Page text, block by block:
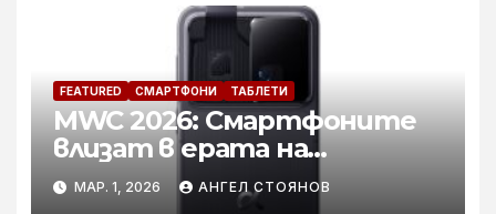
FEATURED СМАРТФОНИ ТАБЛЕТИ
MWC 2026: Смартфоните
влизат в ерата на
вграденото IQ
МАР. 1, 2026 АНГЕЛ СТОЯНОВ